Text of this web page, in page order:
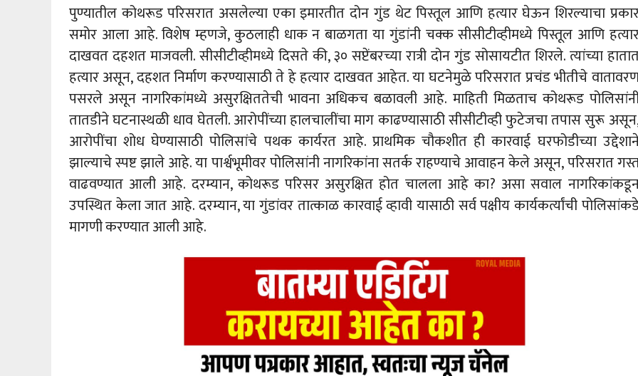
पुण्यातील कोथरूड परिसरात असलेल्या एका इमारतीत दोन गुंड थेट पिस्तूल आणि हत्यार घेऊन शिरल्याचा
समोर आला आहे. विशेष म्हणजे, कुठलाही धाक न बाळगता या गुंडांनी चक्क सीसीटीव्हीमध्ये पिस्तूल आणि
दाखवत दहशत माजवली. सीसीटीव्हीमध्ये दिसते की, ३० सप्टेंबरच्या रात्री दोन गुंड सोसायटीत शिरले. त्यांच्या
हत्यार असून, दहशत निर्माण करण्यासाठी ते हे हत्यार दाखवत आहेत. या घटनेमुळे परिसरात प्रचंड भीतीचे
पसरले असून नागरिकांमध्ये असुरक्षिततेची भावना अधिकच बळावली आहे. माहिती मिळताच कोथरूड
तातडीने घटनास्थळी धाव घेतली. आरोपींच्या हालचालींचा माग काढण्यासाठी सीसीटीव्ही फुटेजचा तपास सुरू
आरोपींचा शोध घेण्यासाठी पोलिसांचे पथक कार्यरत आहे. प्राथमिक चौकशीत ही कारवाई घरफोडीच्या
झाल्याचे स्पष्ट झाले आहे. या पार्श्वभूमीवर पोलिसांनी नागरिकांना सतर्क राहण्याचे आवाहन केले असून, परिसरात
वाढवण्यात आली आहे. दरम्यान, कोथरूड परिसर असुरक्षित होत चालला आहे का? असा सवाल
उपस्थित केला जात आहे. दरम्यान, या गुंडांवर तात्काळ कारवाई व्हावी यासाठी सर्व पक्षीय कार्यकर्त्यांची
मागणी करण्यात आली आहे.